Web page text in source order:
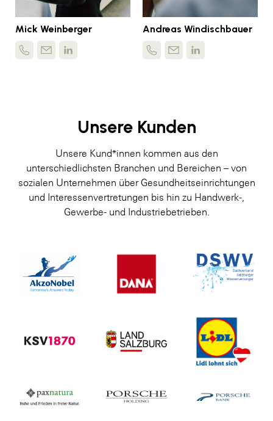
Mick Weinberger Andreas Windischbauer
Unsere Kunden
Unsere Kund*innen kommen aus den
unterschiedlichsten Branchen und Bereichen – von
sozialen Unternehmen über Gesundheitseinrichtungen
und Interessenvertretungen bis hin zu Handwerk-,
Gewerbe- und Industriebetrieben.